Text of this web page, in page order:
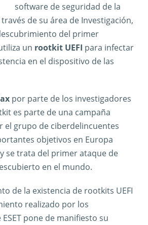
software de seguridad de la
de su área de Investigación,
del primer
un rootkit UEFI para infectar
en el dispositivo de las
por parte de los investigadores
es parte de una campaña
el grupo de ciberdelincuentes
objetivos en Europa
se trata del primer ataque de
en el mundo.
de la existencia de rootkits UEFI
realizado por los
pone de manifiesto su